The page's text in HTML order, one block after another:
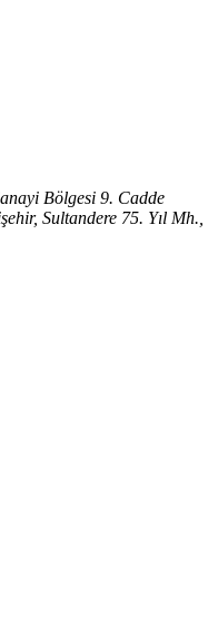
Bölgesi 9. Cadde
Sultandere 75. Yıl Mh.,